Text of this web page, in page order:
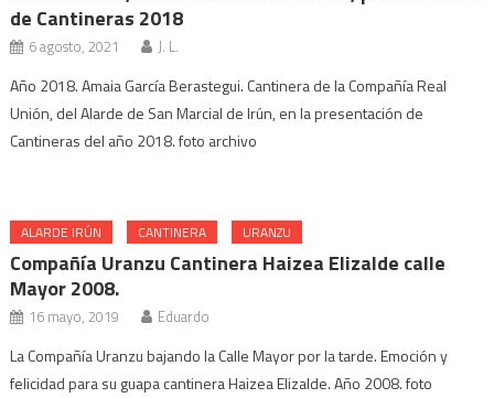
de Cantineras 2018
6 agosto, 2021 J. L.
Año 2018. Amaia García Berastegui. Cantinera de la Compañía Real
Unión, del Alarde de San Marcial de Irún, en la presentación de
Cantineras del año 2018. foto archivo
ALARDE IRÚN CANTINERA URANZU
Compañía Uranzu Cantinera Haizea Elizalde calle
Mayor 2008.
16 mayo, 2019 Eduardo
La Compañía Uranzu bajando la Calle Mayor por la tarde. Emoción y
felicidad para su guapa cantinera Haizea Elizalde. Año 2008. foto